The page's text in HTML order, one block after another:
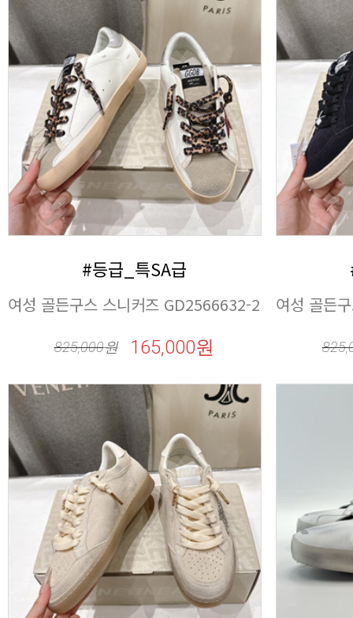
#등급_특SA급
여성 골든구스 스니커즈 GD2566632-2
825,000원 165,000원
여성 골든